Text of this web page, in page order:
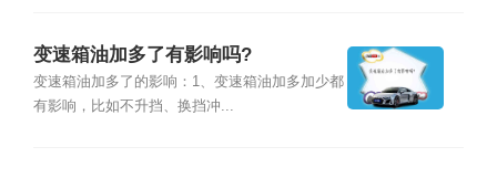
变速箱油加多了有影响吗?
变速箱油加多了的影响：1、变速箱油加多加少都
有影响，比如不升挡、换挡冲...